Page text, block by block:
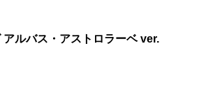
ルバス・アストロラーベ ver.